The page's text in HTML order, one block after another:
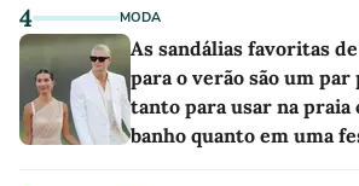
4 MODA
As sandálias favoritas
para o verão são um
tanto para usar na praia
banho quanto em uma